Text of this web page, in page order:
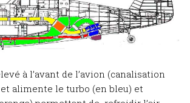
à l’avant de l’avion (canalisation
alimente le turbo (en bleu) et